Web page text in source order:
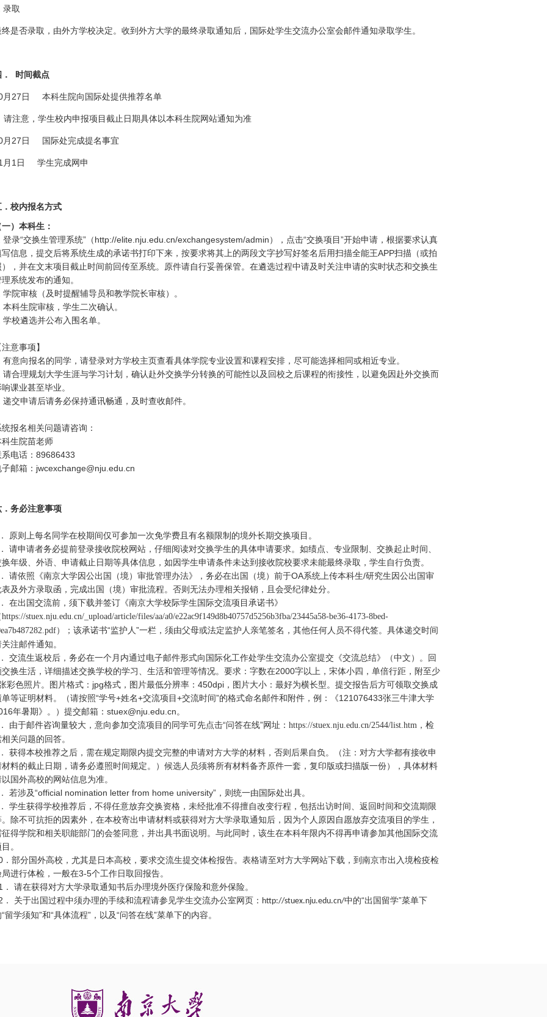
录取
终是否录取，由外方学校决定。收到外方大学的最终录取通知后，国际处学生交流办公室会邮件通知录取学生。
时间截点
月 27日 本科生院向国际处提供推荐名单
请注意，学生校内申报项目截止日期具体以本科生院网站通知为准
月 27日 国际处完成提名事宜
月 1 日 学生完成网申
．校内报名方式
一）本科生：
登录“交换生管理系统”（http://elite.nju.edu.cn/exchangesystem/admin），点击“交换项目”开始申请，根据要求认真
写信息，提交后将系统生成的承诺书打印下来，按要求将其上的两段文字抄写好签名后用扫描全能王APP扫描（或拍
），并在文末项目截止时间前回传至系统。原件请自行妥善保管。在遴选过程中请及时关注申请的实时状态和交换生
系统发布的通知。
学院审核（及时提醒辅导员和教学院长审核）。
本科生院审核，学生二次确认。
学校遴选并公布入围名单。
注意事项】
有意向报名的同学，请登录对方学校主页查看具体学院专业设置和课程安排，尽可能选择相同或相近专业。
请合理规划大学生涯与学习计划，确认赴外交换学分转换的可能性以及回校之后课程的衔接性，以避免因赴外交换而
课业甚至毕业。
递交申请后请务必保持通讯畅通，及时查收邮件。
统报名相关问题请咨询：
科生院苗老师
电话： 89686433
子邮箱： jwcexchange@nju.edu.cn
．务必注意事项
． 原则上每名同学在校期间仅可参加一次免学费且有名额限制的境外长期交换项目。
．
请申请者务必提前登录接收院校网站，仔细阅读对交换学生的具体申请要求。如绩点、专业限制、交换起止时间、
换年级、外语、申请截止日期等具体信息，如因学生申请条件未达到接收院校要求未能最终录取，学生自行负责。
． 请依照《南京大学因公出国（境）审批管理办法》，务必在出国（境）前于OA系统上传本科生/研究生因公出国审
表及外方录取函，完成出国（境）审批流程。否则无法办理相关报销，且会受纪律处分。
．
在出国交流前，须下载并签订《南京大学校际学生国际交流项目承诺书》
https://stuex.nju.edu.cn/_upload/article/files/aa/a0/e22ac9f149d8b40757d5256b3fba/23445a58-be36-4173-8bed-
）；该承诺书“监护人”一栏，须由父母或法定监护人亲笔签名，其他任何人员不得代签。具体递交时间
注邮件通知。
．
交流生返校后，务必在一个月内通过电子邮件形式向国际化工作处学生交流办公室提交《交流总结》（中文）。回
交换生活，详细描述交换学校的学习、生活和管理等情况。要求：字数在2000字以上，宋体小四，单倍行距，附至少
彩色照片。图片格式： jpg格式，图片最低分辨率： 450dpi ，图片大小：最好为横长型。提交报告后方可领取交换成
单等证明材料。（请按照“学号+姓名+交流项目+交流时间”的格式命名邮件和附件，例：《121076433张三牛津大学
年暑期》。）提交邮箱： stuex@nju.edu.cn。
． 由于邮件咨询量较大，意向参加交流项目的同学可先点击“问答在线”网址： https://stuex.nju.edu.cn/2544/list.htm ，检
关问题的回答。
．
获得本校推荐之后，需在规定期限内提交完整的申请对方大学的材料，否则后果自负。（注：对方大学都有接收申
材料的截止日期，请务必遵照时间规定。）候选人员须将所有材料备齐原件一套，复印版或扫描版一份），具体材料
国外高校的网站信息为准。
． 若涉及“official nomination letter from home university”，则统一由国际处出具。
．
学生获得学校推荐后，不得任意放弃交换资格，未经批准不得擅自改变行程，包括出访时间、返回时间和交流期限
。除不可抗拒的因素外，在本校寄出申请材料或获得对方大学录取通知后，因为个人原因自愿放弃交流项目的学生，
征得学院和相关职能部门的会签同意，并出具书面说明。与此同时，该生在本科年限内不得再申请参加其他国际交流
。
．部分国外高校，尤其是日本高校，要求交流生提交体检报告。表格请至对方大学网站下载，到南京市出入境检疫检
局进行体检，一般在3-5个工作日取回报告。
．
请在获得对方大学录取通知书后办理境外医疗保险和意外保险。
． 关于出国过程中须办理的手续和流程请参见学生交流办公室网页： http://stuex.nju.edu.cn/中的“出国留学”菜单下
“留学须知”和“具体流程”，以及“问答在线”菜单下的内容。